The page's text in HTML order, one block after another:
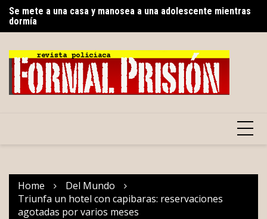
Skip
content
Se mete a una casa y manosea a una adolescente mientras
dormía
Home
Del Mundo
Triunfa un hotel con capibaras: reservaciones
agotadas por varios meses